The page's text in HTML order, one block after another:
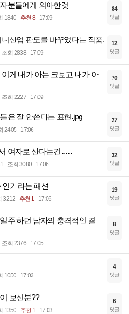
분들에게 의아한것
1840 추천 8 17:09
84
댓글
니산업 판도를 바꾸었다는 작품.
조회 2838 17:09
12
댓글
이게 내가 아는 크보고 내가 아
조회 2227 17:09
70
댓글
은 잘 안쓴다는 표현.jpg
2405 17:06
27
댓글
여자로 산다는건.......
조회 3080 17:06
32
댓글
인기라는 패션
3212 추천 1 17:06
19
댓글
주 하던 남자의 충격적인 결
조회 2376 17:05
8
댓글
1050 17:03
4
댓글
보신분??
1350 추천 1 17:03
6
댓글